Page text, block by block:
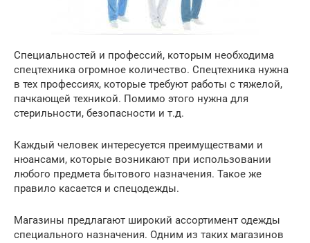
Специальностей и профессий, которым необходима
спецтехника огромное количество. Спецтехника нужна
в тех профессиях, которые требуют работы с тяжелой,
пачкающей техникой. Помимо этого нужна для
стерильности, безопасности и т.д.
Каждый человек интересуется преимуществами и
нюансами, которые возникают при использовании
любого предмета бытового назначения. Такое же
правило касается и спецодежды.
Магазины предлагают широкий ассортимент одежды
специального назначения. Одним из таких магазинов